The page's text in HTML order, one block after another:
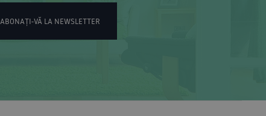
ABONAȚI-VĂ LA NEWSLETTER